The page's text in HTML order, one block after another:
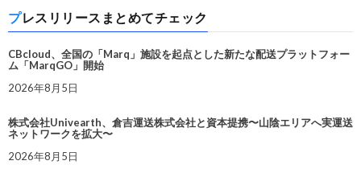
プレスリリースまとめてチェック
CBcloud、全国の「Marq」施設を起点とした新たな配送プラットフォー
ム「MarqGO」開始
2026年8月5日
株式会社Univearth、倉吉運送株式会社と資本提携〜山陰エリアへ実運送
ネットワークを拡大〜
2026年8月5日